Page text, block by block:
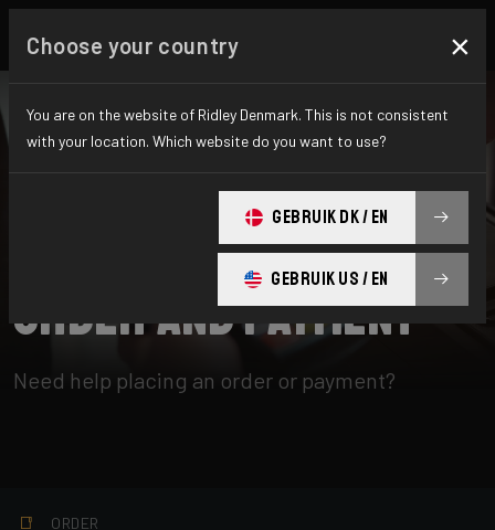
Order and payment
Need help placing an order or payment?
ORDER
Choose your country ×
You are on the website of Ridley Denmark. This is not consistent
with your location. Which website do you want to use?
GEBRUIK DK / EN
GEBRUIK US / EN